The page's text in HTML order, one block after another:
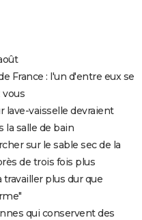
France : l'un d'entre eux se
lave-vaisselle devraient
la salle de bain
sur le sable sec de la
de trois fois plus
travailler plus dur que
qui conservent des